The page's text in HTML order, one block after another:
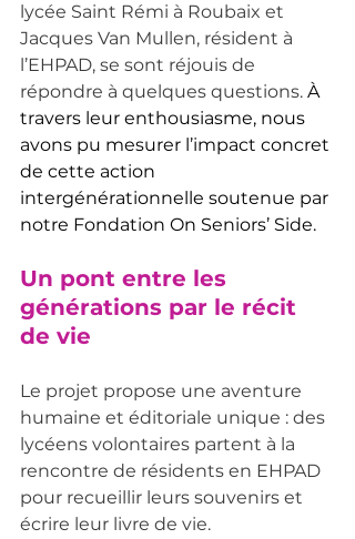
lycée Saint Rémi à Roubaix et
Jacques Van Mullen, résident à
l’EHPAD, se sont réjouis de
répondre à quelques questions. À
travers leur enthousiasme, nous
avons pu mesurer l’impact concret
de cette action
intergénérationnelle soutenue par
notre Fondation On Seniors’ Side.
Un pont entre les
générations par le récit
de vie
Le projet propose une aventure
humaine et éditoriale unique : des
lycéens volontaires partent à la
rencontre de résidents en EHPAD
pour recueillir leurs souvenirs et
écrire leur livre de vie.